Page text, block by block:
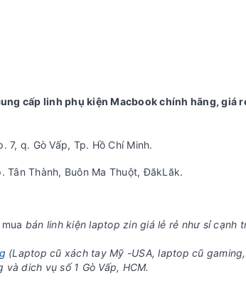
cấp linh phụ kiện Macbook chính hãng, giá
7, q. Gò Vấp, Tp. Hồ Chí Minh.
Tân Thành, Buôn Ma Thuột, ĐăkLăk.
mua bán linh kiện laptop zin giá lẻ rẻ như sỉ cạnh
(Laptop cũ xách tay Mỹ -USA, laptop cũ
dich vụ số 1 Gò Vấp, HCM.